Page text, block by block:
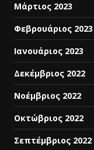
Μάρτιος 2023
Φεβρουάριος 2023
Ιανουάριος 2023
Δεκέμβριος 2022
Νοέμβριος 2022
Οκτώβριος 2022
Σεπτέμβριος 2022